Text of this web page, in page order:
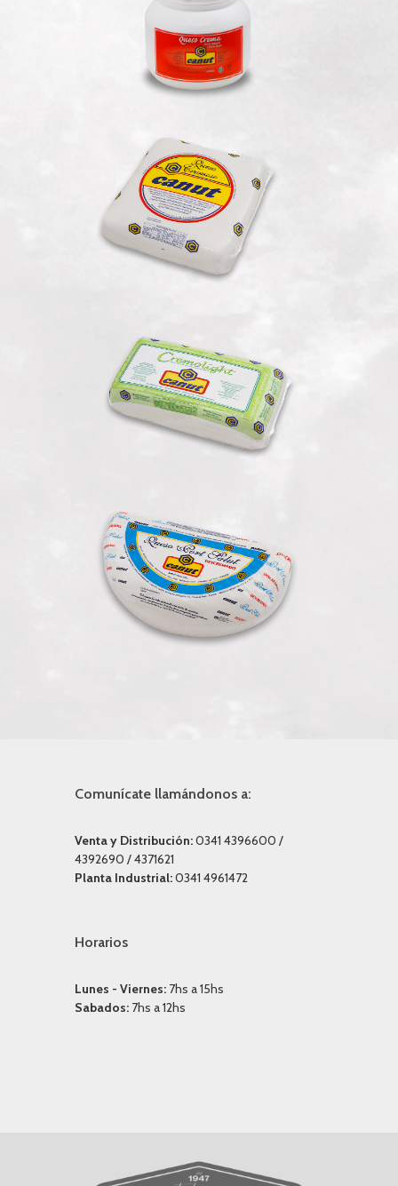
Cremoso
Cremo Light
Port Salut Medio
Comunícate llamándonos a:
Venta y Distribución:0341 4396600 /
4392690 / 4371621
Planta Industrial:0341 4961472
Horarios
Lunes - Viernes: 7hs a 15hs
Sabados: 7hs a 12hs